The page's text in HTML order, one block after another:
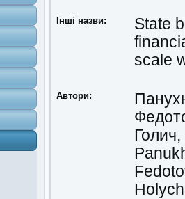
Інші назви:
State
scale
Автори:
Голич,